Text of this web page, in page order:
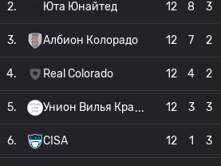
2. Юта Юнайтед 12 8 3
3. Албион Колорадо 12 7 2
4. Real Colorado 12 4 2
5. Унион Вилья Кра 12 3 3
6. CISA 12 1 3